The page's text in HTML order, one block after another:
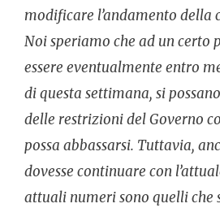
modificare l’andamento della
Noi speriamo che ad un certo
essere eventualmente entro
di questa settimana, si
delle restrizioni del Governo
possa abbassarsi. Tuttavia,
dovesse continuare con
attuali numeri sono quelli che